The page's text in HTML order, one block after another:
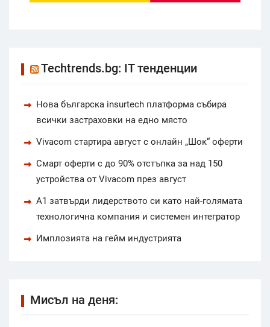
Techtrends.bg: IT тенденции
Нова българска insurtech платформа събира
всички застраховки на едно място
Vivacom стартира август с онлайн „Шок“ оферти
Смарт оферти с до 90% отстъпка за над 150
устройства от Vivacom през август
А1 затвърди лидерството си като най-голямата
технологична компания и системен интегратор
Имплозията на гейм индустрията
Мисъл на деня: